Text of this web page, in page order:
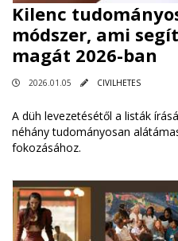
Kilenc
módszer, ami
magát 2026-ban
2026.01.05 CIVILHETES
A düh levezetésétől a listák
néhány tudományosan
fokozásához.